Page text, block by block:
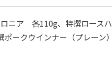
ニア 各110g、特撰ロースハ
ークウインナー（プレーン）